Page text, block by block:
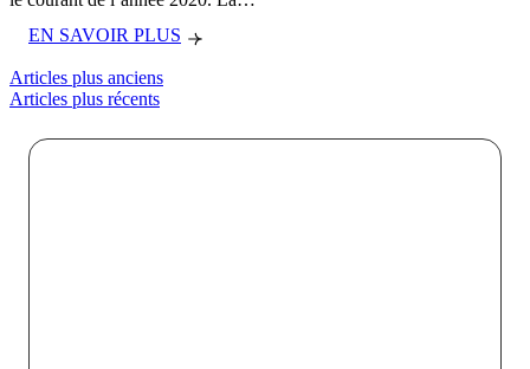
EN SAVOIR PLUS
Navigation des articles
Articles plus anciens
Articles plus récents